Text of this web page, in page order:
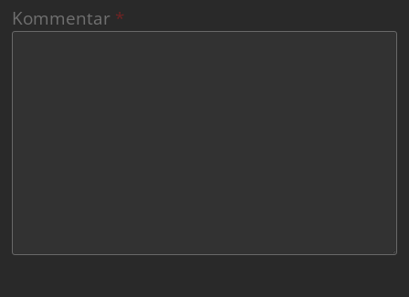
Kommentar *